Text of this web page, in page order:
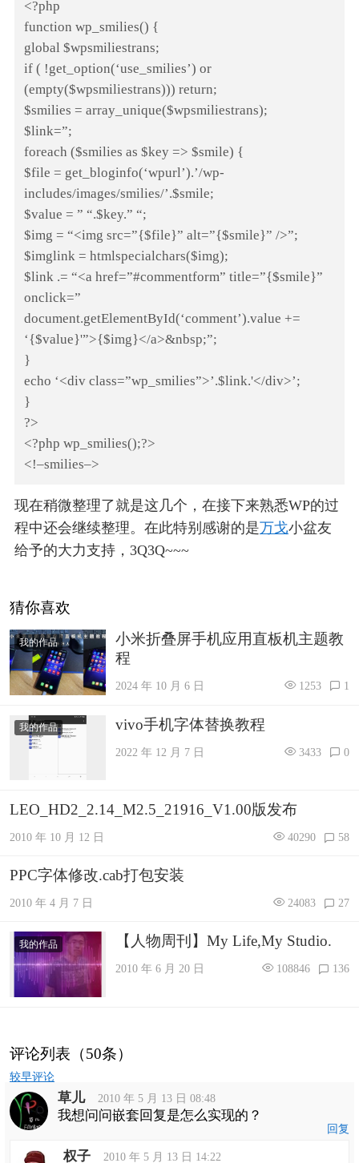
<?php
function wp_smilies() {
global $wpsmiliestrans;
if ( !get_option(‘use_smilies’) or
(empty($wpsmiliestrans))) return;
$smilies = array_unique($wpsmiliestrans);
$link=”;
foreach ($smilies as $key => $smile) {
$file = get_bloginfo(‘wpurl’).’/wp-
includes/images/smilies/’.$smile;
$value = ” “.$key.” “;
$img = “<img src=”{$file}” alt=”{$smile}” />”;
$imglink = htmlspecialchars($img);
$link .= “<a href=”#commentform” title=”{$smile}”
onclick=”
document.getElementById(‘comment’).value +=
‘{$value}'”>{$img}</a>&nbsp;”;
}
echo ‘<div class=”wp_smilies”>’.$link.'</div>’;
}
?>
<?php wp_smilies();?>
<!–smilies–>
现在稍微整理了就是这几个，在接下来熟悉WP的过
程中还会继续整理。在此特别感谢的是万戈小盆友
给予的大力支持，3Q3Q~~~
猜你喜欢
我的作品
小米折叠屏手机应用直板机主题教
程
2024 年 10 月 6 日 1253 1
我的作品 vivo手机字体替换教程
2022 年 12 月 7 日 3433 0
LEO_HD2_2.14_M2.5_21916_V1.00版发布
2010 年 10 月 12 日 40290 58
PPC字体修改.cab打包安装
2010 年 4 月 7 日 24083 27
我的作品 【人物周刊】My Life,My Studio.
2010 年 6 月 20 日 108846 136
评论列表（50条）
评
导
航
较早评论
草儿 2010 年 5 月 13 日 08:48
我想问问嵌套回复是怎么实现的？
回复
权子 2010 年 5 月 13 日 14:22